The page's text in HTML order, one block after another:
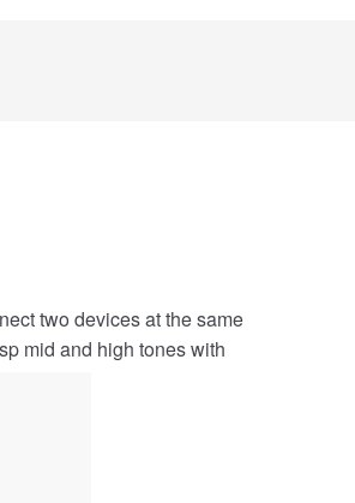
two devices at the same
mid and high tones with